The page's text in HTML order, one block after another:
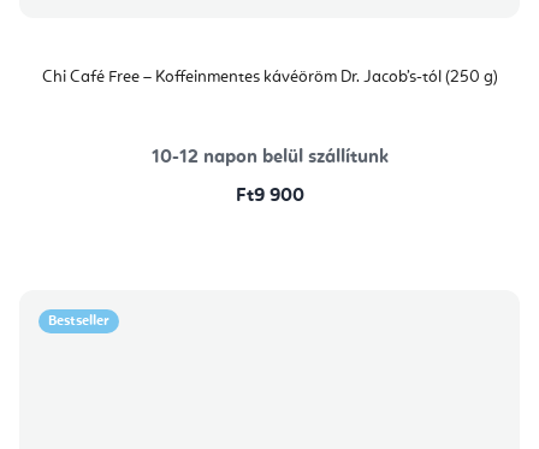
Chi Café Free – Koffeinmentes kávéöröm Dr. Jacob’s-tól (250 g)
10-12 napon belül szállítunk
Ft9 900
Bestseller